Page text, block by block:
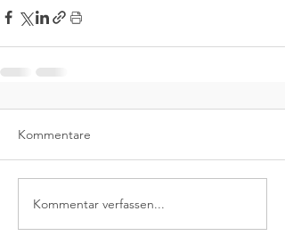
Kommentare
Kommentar verfassen...